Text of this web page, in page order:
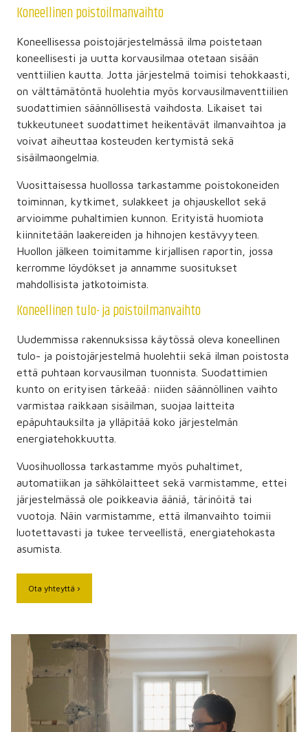
Koneellinen poistoilmanvaihto
Koneellisessa poistojärjestelmässä ilma poistetaan
koneellisesti ja uutta korvausilmaa otetaan sisään
venttiilien kautta. Jotta järjestelmä toimisi tehokkaasti,
on välttämätöntä huolehtia myös korvausilmaventtiilien
suodattimien säännöllisestä vaihdosta. Likaiset tai
tukkeutuneet suodattimet heikentävät ilmanvaihtoa ja
voivat aiheuttaa kosteuden kertymistä sekä
sisäilmaongelmia.
Vuosittaisessa huollossa tarkastamme poistokoneiden
toiminnan, kytkimet, sulakkeet ja ohjauskellot sekä
arvioimme puhaltimien kunnon. Erityistä huomiota
kiinnitetään laakereiden ja hihnojen kestävyyteen.
Huollon jälkeen toimitamme kirjallisen raportin, jossa
kerromme löydökset ja annamme suositukset
mahdollisista jatkotoimista.
Koneellinen tulo- ja poistoilmanvaihto
Uudemmissa rakennuksissa käytössä oleva koneellinen
tulo- ja poistojärjestelmä huolehtii sekä ilman poistosta
että puhtaan korvausilman tuonnista. Suodattimien
kunto on erityisen tärkeää: niiden säännöllinen vaihto
varmistaa raikkaan sisäilman, suojaa laitteita
epäpuhtauksilta ja ylläpitää koko järjestelmän
energiatehokkuutta.
Vuosihuollossa tarkastamme myös puhaltimet,
automatiikan ja sähkölaitteet sekä varmistamme, ettei
järjestelmässä ole poikkeavia ääniä, tärinöitä tai
vuotoja. Näin varmistamme, että ilmanvaihto toimii
luotettavasti ja tukee terveellistä, energiatehokasta
asumista.
Ota yhteyttä ›